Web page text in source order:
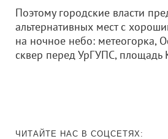
Поэтому городские власти
альтернативных мест с
на ночное небо: метеогорка,
сквер перед УрГУПС, площадь
ЧИТАЙТЕ НАС В СОЦСЕТЯХ: